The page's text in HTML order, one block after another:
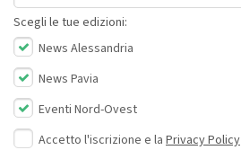
Scegli le tue edizioni:
News Alessandria
News Pavia
Eventi Nord-Ovest
Accetto l'iscrizione e la Privacy Policy